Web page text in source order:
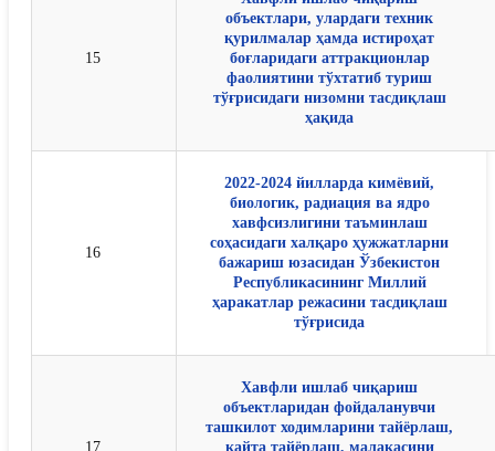
15
объектлари, улардаги техник
қурилмалар ҳамда истироҳат
боғларидаги аттракционлар
фаолиятини тўхтатиб туриш
тўғрисидаги низомни тасдиқлаш
ҳақида
16
2022-2024 йилларда кимёвий,
биологик, радиация ва ядро
хавфсизлигини таъминлаш
соҳасидаги халқаро ҳужжатларни
бажариш юзасидан Ўзбекистон
Республикасининг Миллий
ҳаракатлар режасини тасдиқлаш
тўғрисида
17
Хавфли ишлаб чиқариш
объектларидан фойдаланувчи
ташкилот ходимларини тайёрлаш,
қайта тайёрлаш, малакасини